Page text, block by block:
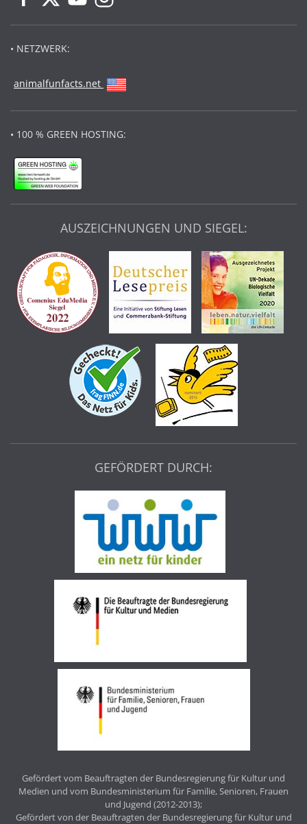
• NETZWERK:
animalfunfacts.net
• 100 % GREEN HOSTING:
AUSZEICHNUNGEN UND SIEGEL:
GEFÖRDERT DURCH:
Gefördert vom Beauftragten der Bundesregierung für Kultur und
Medien und vom Bundesministerium für Familie, Senioren, Frauen
und Jugend (2012-2013);
Gefördert von der Beauftragten der Bundesregierung für Kultur und